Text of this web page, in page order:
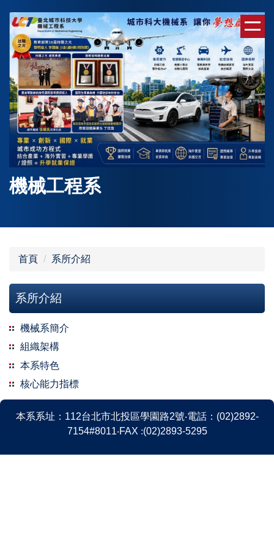
到
主
要
容
區
機械工程系
首頁 系所介紹
系所介紹
機械系簡介
組織架構
本系特色
核心能力指標
本系系址 ： 112台北市北投區學園路2號‧電話： (02)2892-
7154#8011‧FAX :(02)2893-5295